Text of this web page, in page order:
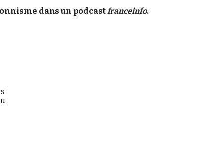
dans un podcastfranceinfo.